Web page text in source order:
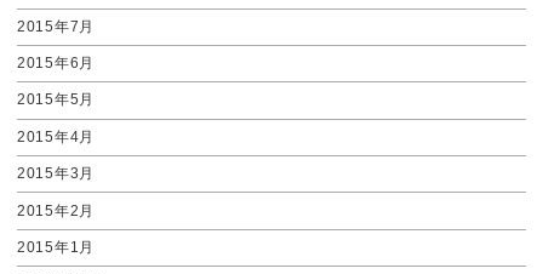
2015年7月
2015年6月
2015年5月
2015年4月
2015年3月
2015年2月
2015年1月